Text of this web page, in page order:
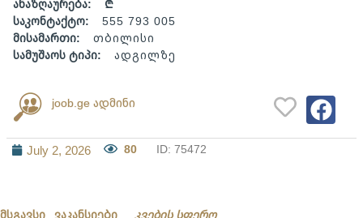
ანაზღაურება:
₾
საკონტაქტო:
555 793 005
მისამართი:
თბილისი
სამუშაოს ტიპი:
ადგილზე
joob.ge ადმინი
July 2, 2026 80 ID: 75472
მსგავსი ვაკანსიები კვების სფერო